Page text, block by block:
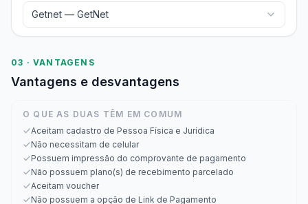
Getnet — GetNet
03 · VANTAGENS
Vantagens e desvantagens
O QUE AS DUAS TÊM EM COMUM
Aceitam cadastro de Pessoa Física e Jurídica
Não necessitam de celular
Possuem impressão do comprovante de pagamento
Não possuem plano(s) de recebimento parcelado
Aceitam voucher
Não possuem a opção de Link de Pagamento